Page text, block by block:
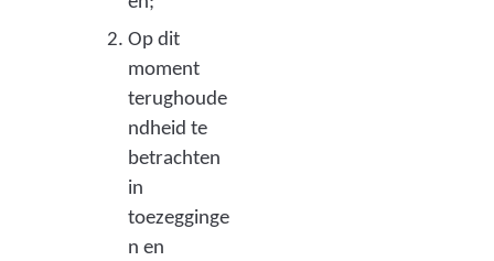
Op dit
moment
terughoude
ndheid te
betrachten
in
toezegginge
n en